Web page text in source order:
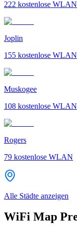
222 kostenlose WLAN
Joplin
155 kostenlose WLAN
Muskogee
108 kostenlose WLAN
Rogers
79 kostenlose WLAN
Alle Städte anzeigen
WiFi Map